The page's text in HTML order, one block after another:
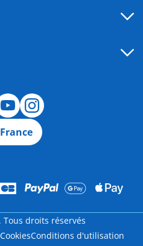
France
droits réservés
CookiesConditions d'utilisation